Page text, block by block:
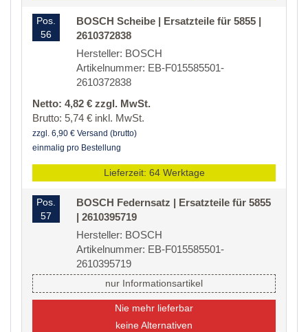
Pos.
56
BOSCH Scheibe | Ersatzteile für 5855 |
2610372838
Hersteller: BOSCH
Artikelnummer: EB-F015585501-
2610372838
Netto: 4,82 € zzgl. MwSt.
Brutto: 5,74 € inkl. MwSt.
zzgl. 6,90 € Versand (brutto)
einmalig pro Bestellung
Lieferzeit: 64 Werktage
Pos.
57
BOSCH Federnsatz | Ersatzteile für 5855
| 2610395719
Hersteller: BOSCH
Artikelnummer: EB-F015585501-
2610395719
nur Informationsartikel
Nie mehr lieferbar
keine Alternativen